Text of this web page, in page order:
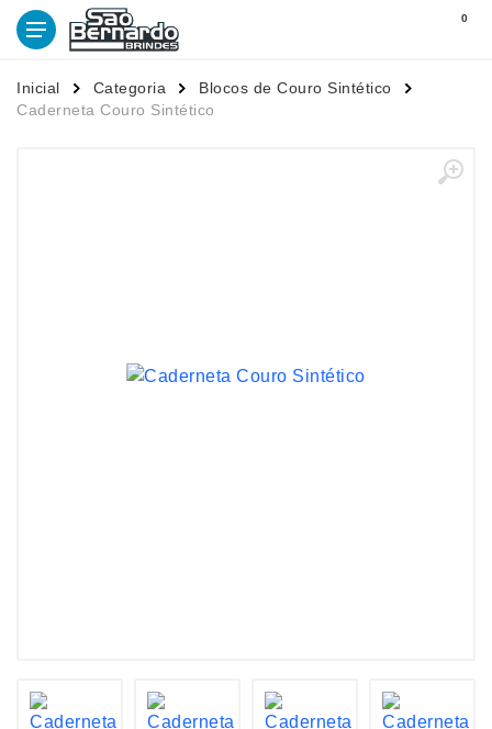
0
Inicial Categoria
Blocos de Couro Sintético
Caderneta Couro Sintético